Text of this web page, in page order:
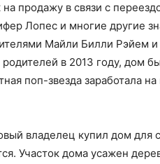
продажу в связи с
Лопес и многие другие
Майли Билли Рэйем
в 2013 году, дом
поп-звезда заработала
владелец купил дом для
Участок дома усажен